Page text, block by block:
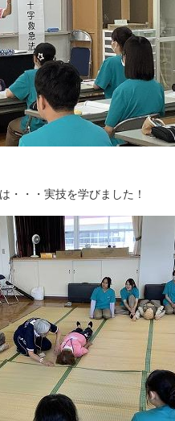
・・・実技を学びました！